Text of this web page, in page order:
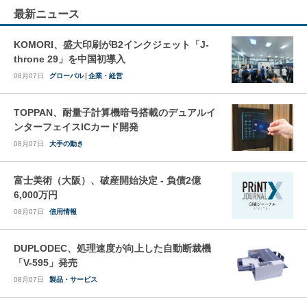
最新ニュース
KOMORI、盛大印刷がB2インクジェット「J-
throne 29」を中国初導入
08月07日 グローバル 企業・経営
TOPPAN、耐量子計算機暗号搭載のデュアルイ
ンターフェイスICカード開発
08月07日 大手の動き
富士美術（大阪）、破産開始決定 - 負債2億
6,000万円
08月07日 信用情報
DUPLODEC、処理速度が向上した自動断裁機
「V-595」発売
08月07日 製品・サービス